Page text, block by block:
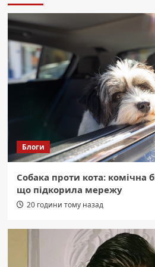
3
4
Область
Буковинські Герої:
Прощаються Із
України
5
Область
Торгівля людьми
Сокирянська
слідства
Область
Екстремальна
полегшити її
Область
СБУ: Ворог
Блоги
Собака проти кота: комічна
що підкорила мережу
20 години тому назад